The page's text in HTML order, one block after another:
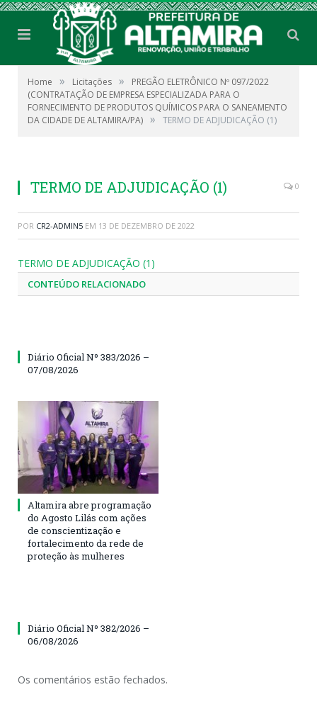
Home » Licitações »
PREGÃO ELETRÔNICO Nº 097/2022
(CONTRATAÇÃO DE EMPRESA ESPECIALIZADA PARA O
FORNECIMENTO DE PRODUTOS QUÍMICOS PARA O SANEAMENTO
DA CIDADE DE ALTAMIRA/PA) » TERMO DE ADJUDICAÇÃO (1)
TERMO DE ADJUDICAÇÃO (1) 0
POR CR2-ADMIN5 EM 13 DE DEZEMBRO DE 2022
TERMO DE ADJUDICAÇÃO (1)
CONTEÚDO RELACIONADO
Diário Oficial Nº 383/2026 –
07/08/2026
Altamira abre programação
do Agosto Lilás com ações
de conscientização e
fortalecimento da rede de
proteção às mulheres
Diário Oficial Nº 382/2026 –
06/08/2026
Os comentários estão fechados.